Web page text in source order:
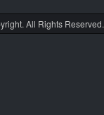
All Rights Reserved.